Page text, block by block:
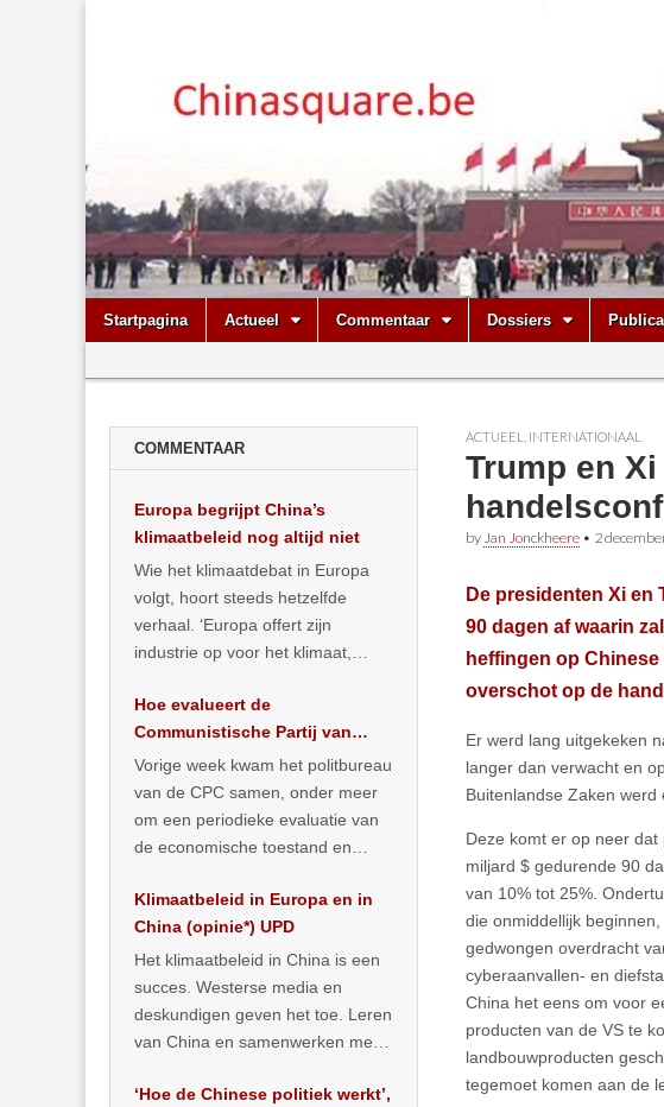
Chinasquare.be
Main
menu
Skip
Startpagina Actueel Commentaar Dossiers
menu
ACTUEEL INTERNATIONAAL
Trump en
by Jan Jonckheere • 2
De presidenten Xi
90 dagen af waarin
heffingen op
overschot op de
Er werd lang uitgekeken
langer dan verwacht en
Buitenlandse Zaken werd
Deze komt er op neer
miljard $ gedurende 90
van 10% tot 25%.
die onmiddellijk
gedwongen overdracht
cyberaanvallen- en
China het eens om voor
producten van de VS te
landbouwproducten
tegemoet komen aan de
COMMENTAAR
Europa begrijpt China’s
klimaatbeleid nog altijd niet
Wie het klimaatdebat in Europa
volgt, hoort steeds hetzelfde
verhaal. ‘Europa offert zijn
industrie op voor het klimaat,
vergroening… >> lees meer
Hoe evalueert de
Communistische Partij van
China de economische
situatie?
Vorige week kwam het politbureau
van de CPC samen, onder meer
om een periodieke evaluatie van
de economische toestand en
publiceerden… >> lees meer
Klimaatbeleid in Europa en in
China (opinie*) UPD
Het klimaatbeleid in China is een
succes. Westerse media en
deskundigen geven het toe. Leren
van China en samenwerken met
… >> lees meer
‘Hoe de Chinese politiek werkt’,